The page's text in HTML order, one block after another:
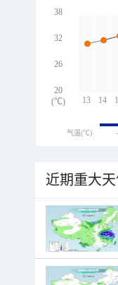
13 14
38
32
26
20
(℃)
气温(℃)
近期重大